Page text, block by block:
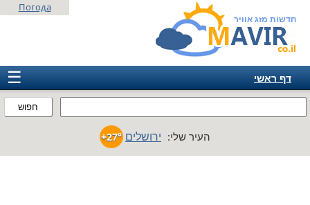
חדשות מזג אוויר
חפוש
Погода
☰
דף ראשי
אמריקה
העיר שלי: ירושלים +27°